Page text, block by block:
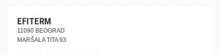
EFITERM
11090 BEOGRAD
MARŠALA TITA 93